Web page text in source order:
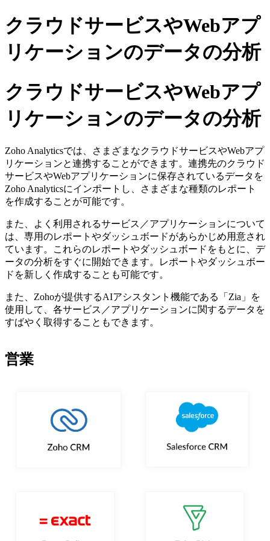
クラウドサービスやWebアプ
リケーションのデータの分析
クラウドサービスやWebアプ
リケーションのデータの分析
Zoho Analyticsでは、さまざまなクラウドサービスやWebアプ
リケーションと連携することができます。連携先のクラウド
サービスやWebアプリケーションに保存されているデータを
Zoho Analyticsにインポートし、さまざまな種類のレポート
を作成することが可能です。
また、よく利用されるサービス／アプリケーションについて
は、専用のレポートやダッシュボードがあらかじめ用意され
ています。これらのレポートやダッシュボードをもとに、デ
ータの分析をすぐに開始できます。レポートやダッシュボー
ドを新しく作成することも可能です。
また、Zohoが提供するAIアシスタント機能である「Zia」を
使用して、各サービス／アプリケーションに関するデータを
すばやく取得することもできます。
営業